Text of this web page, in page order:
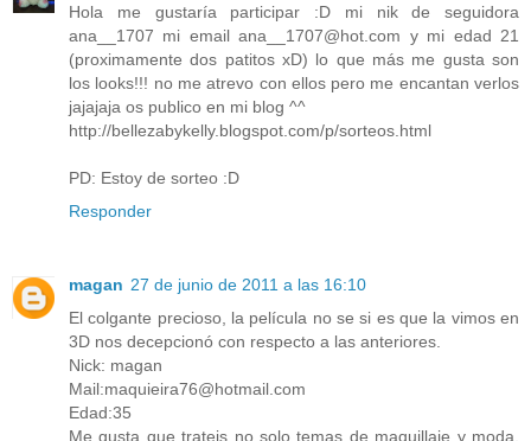
Hola me gustaría participar :D mi nik de seguidora
ana__1707 mi email ana__1707@hot.com y mi edad 21
(proximamente dos patitos xD) lo que más me gusta son
los looks!!! no me atrevo con ellos pero me encantan verlos
jajajaja os publico en mi blog ^^
http://bellezabykelly.blogspot.com/p/sorteos.html
PD: Estoy de sorteo :D
Responder
magan 27 de junio de 2011 a las 16:10
El colgante precioso, la película no se si es que la vimos en
3D nos decepcionó con respecto a las anteriores.
Nick: magan
Mail:maquieira76@hotmail.com
Edad:35
Me gusta que trateis no solo temas de maquillaje y moda,